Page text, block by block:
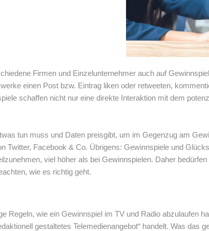
Firmen und Einzelunternehmer auch auf
einen Post bzw. Eintrag liken oder retweeten,
schaffen nicht nur eine direkte Interaktion mit dem
tun muss und Daten preisgibt, um im Gegenzug am
Twitter, Facebook & Co. Übrigens: Gewinnspiele und
viel höher als bei Gewinnspielen. Daher
wie es richtig geht.
Regeln, wie ein Gewinnspiel im TV und Radio abzulaufen
gestaltetes Telemedienangebot“ handelt. Was das